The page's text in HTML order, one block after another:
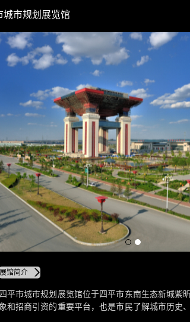
城市规划展览馆
馆简介
平市城市规划展览馆位于四平市东南生态新城紫
和招商引资的重要平台，也是市民了解城市历史